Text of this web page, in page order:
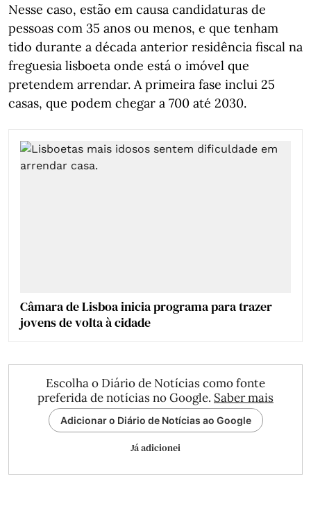
Nesse caso, estão em causa candidaturas de
pessoas com 35 anos ou menos, e que tenham
tido durante a década anterior residência fiscal na
freguesia lisboeta onde está o imóvel que
pretendem arrendar. A primeira fase inclui 25
casas, que podem chegar a 700 até 2030.
Câmara de Lisboa inicia programa para trazer
jovens de volta à cidade
Escolha o Diário de Notícias como fonte
preferida de notícias no Google. Saber mais
Adicionar o Diário de Notícias ao Google
Já adicionei